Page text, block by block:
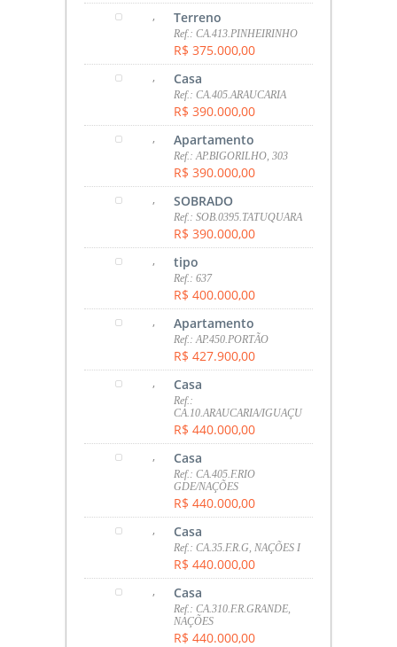
, Terreno
Ref.: CA.413.PINHEIRINHO
R$ 375.000,00
, Casa
Ref.: CA.405.ARAUCARIA
R$ 390.000,00
, Apartamento
Ref.: AP.BIGORILHO, 303
R$ 390.000,00
, SOBRADO
Ref.: SOB.0395.TATUQUARA
R$ 390.000,00
, tipo
Ref.: 637
R$ 400.000,00
, Apartamento
Ref.: AP.450.PORTÃO
R$ 427.900,00
, Casa
Ref.:
CA.10.ARAUCARIA/IGUAÇU
R$ 440.000,00
, Casa
Ref.: CA.405.F.RIO
GDE/NAÇÕES
R$ 440.000,00
, Casa
Ref.: CA.35.F.R.G, NAÇÕES I
R$ 440.000,00
, Casa
Ref.: CA.310.F.R.GRANDE,
NAÇÕES
R$ 440.000,00